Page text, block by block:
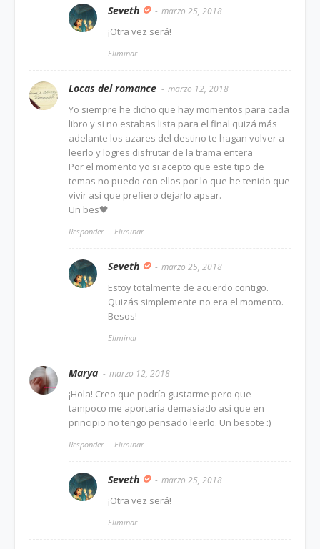
Seveth marzo 25, 2018
¡Otra vez será!
Eliminar
Locas del romance marzo 12, 2018
Yo siempre he dicho que hay momentos para cada
libro y si no estabas lista para el final quizá más
adelante los azares del destino te hagan volver a
leerlo y logres disfrutar de la trama entera
Por el momento yo si acepto que este tipo de
temas no puedo con ellos por lo que he tenido que
vivir así que prefiero dejarlo apsar.
Un bes🖤
Responder Eliminar
Seveth marzo 25, 2018
Estoy totalmente de acuerdo contigo.
Quizás simplemente no era el momento.
Besos!
Eliminar
Marya marzo 12, 2018
¡Hola! Creo que podría gustarme pero que
tampoco me aportaría demasiado así que en
principio no tengo pensado leerlo. Un besote :)
Responder Eliminar
Seveth marzo 25, 2018
¡Otra vez será!
Eliminar